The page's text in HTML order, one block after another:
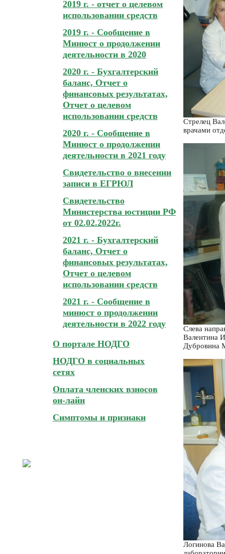
2019 г. - отчет о целевом
использовании средств
2019 г. - Сообщение в
Минюст о продолжении
деятельности в 2020
2020 г. - Бухгалтерский
баланс, Отчет о
финансовых результатах,
Отчет о целевом
использовании средств
2020 г. - Сообщение в
Минюст о продолжении
деятельности в 2021 году
Свидетельство о внесении
записи в ЕГРЮЛ
Свидетельство
Министерства юстиции РФ
от 02.02.2022г.
2021 г. - Бухгалтерский
баланс, Отчет о
финансовых результатах,
Отчет о целевом
использовании средств
2021 г. - Сообщение в
минюст о продолжении
деятельности в 2022 году
О портале НОДГО
НОДГО в социальных
сетях
Оплата членских взносов
он-лайн
Симптомы и признаки
Стрелец
врачами
Слева
Валентина
Дубровина
Логинова